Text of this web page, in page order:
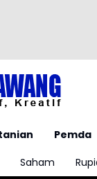
Pemda
Saham